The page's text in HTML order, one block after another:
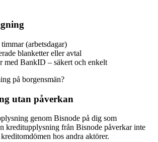
(arbetsdagar)
blanketter eller avtal
med BankID – säkert och enkelt
på borgensmän?
utan påverkan
genom Bisnode på dig som
kreditupplysning från Bisnode påverkar inte
hos andra aktörer.